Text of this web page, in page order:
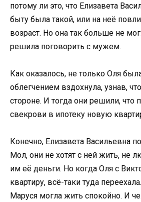
потому ли это, что Елизавета
быту была такой, или на неё
возраст. Но она так больше не
решила поговорить с мужем.
Как оказалось, не только Оля
облегчением вздохнула, узнав,
стороне. И тогда они решили, что
свекрови в ипотеку новую
Конечно, Елизавета Васильевна
Мол, они не хотят с ней жить, не
им её деньги. Но когда Оля с
квартиру, всё-таки туда
Маруся могла жить спокойно. И